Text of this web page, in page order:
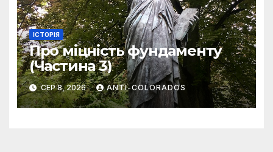
ІСТОРІЯ
Про міцність фундаменту
(Частина 3)
СЕР 8, 2026 ANTI-COLORADOS